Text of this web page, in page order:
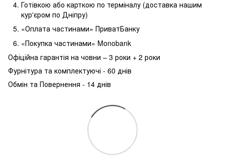
Готівкою або карткою по терміналу (доставка нашим
кур'єром по Дніпру)
«Оплата частинами» ПриватБанку
«Покупка частинами» Monobank
Офіційна гарантія на човни – 3 роки + 2 роки
Фурнітура та комплектуючі - 60 днів
Обмін та Повернення - 14 днів